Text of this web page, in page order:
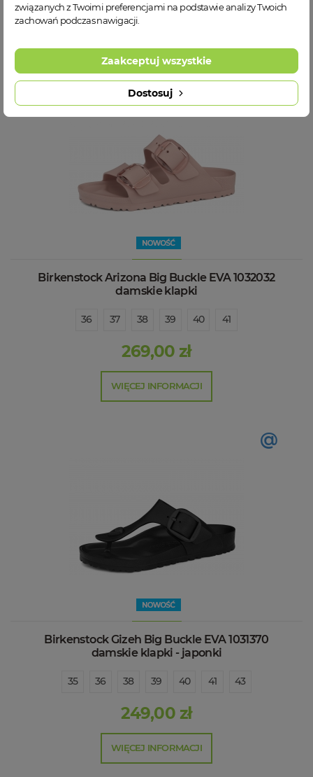
WIĘCEJ INFORMACJI
@
Birkenstock Arizona Big Buckle EVA 1032032
damskie klapki
36 37 38 39 40 41
269,00 zł
WIĘCEJ INFORMACJI
@
Birkenstock Gizeh Big Buckle EVA 1031370
damskie klapki - japonki
35 36 38 39 40 41 43
249,00 zł
WIĘCEJ INFORMACJI
związanych z Twoimi preferencjami na podstawie analizy Twoich
zachowań podczas nawigacji.
Dostosuj
Zaakceptuj wszystkie